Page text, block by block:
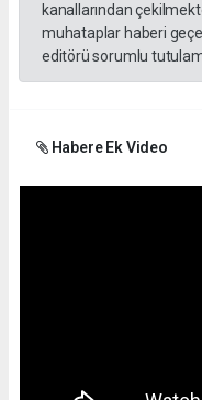
kanallarından
muhataplar haberi
editörü sorumlu
Habere Ek Video